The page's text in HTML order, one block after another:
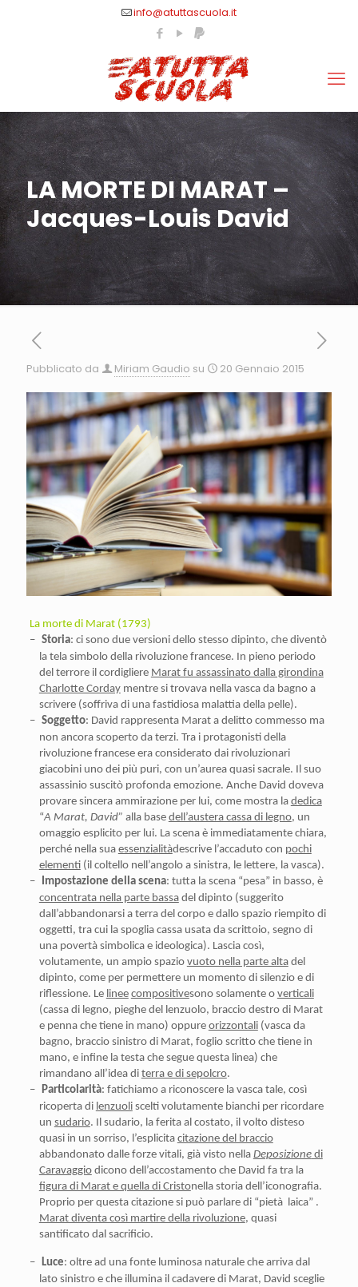
info@atuttascuola.it
LA MORTE DI MARAT –
Jacques-Louis David
Pubblicato da Miriam Gaudio su 20 Gennaio 2015
La morte di Marat (1793)
– Storia: ci sono due versioni dello stesso dipinto, che diventò
la tela simbolo della rivoluzione francese. In pieno periodo
del terrore il cordigliere Marat fu assassinato dalla girondina
Charlotte Cordaymentre si trovava nella vasca da bagno a
scrivere (soffriva di una fastidiosa malattia della pelle).
– Soggetto: David rappresenta Marat a delitto commesso ma
non ancora scoperto da terzi. Tra i protagonisti della
rivoluzione francese era considerato dai rivoluzionari
giacobini uno dei più puri, con un’aurea quasi sacrale. Il suo
assassinio suscitò profonda emozione. Anche David doveva
provare sincera ammirazione per lui, come mostra la dedica
“A Marat, David” alla base dell’austera cassa di legno, un
omaggio esplicito per lui. La scena è immediatamente chiara,
perché nella sua essenzialitàdescrive l’accaduto con pochi
elementi(il coltello nell’angolo a sinistra, le lettere, la vasca).
–
Impostazione della scena: tutta la scena “pesa” in basso, è
concentrata nella parte bassadel dipinto (suggerito
dall’abbandonarsi a terra del corpo e dallo spazio riempito di
oggetti, tra cui la spoglia cassa usata da scrittoio, segno di
una povertà simbolica e ideologica). Lascia così,
volutamente, un ampio spazio vuoto nella parte altadel
dipinto, come per permettere un momento di silenzio e di
riflessione. Le linee compositivesono solamente o verticali
(cassa di legno, pieghe del lenzuolo, braccio destro di Marat
e penna che tiene in mano) oppure orizzontali(vasca da
bagno, braccio sinistro di Marat, foglio scritto che tiene in
mano, e infine la testa che segue questa linea) che
rimandano all’idea di terra e di sepolcro.
–
Particolarità: fatichiamo a riconoscere la vasca tale, così
ricoperta di lenzuoliscelti volutamente bianchi per ricordare
un sudario. Il sudario, la ferita al costato, il volto disteso
quasi in un sorriso, l’esplicita citazione del braccio
abbandonato dalle forze vitali, già visto nella Deposizionedi
Caravaggiodicono dell’accostamento che David fa tra la
figura di Marat e quella di Cristonella storia dell’iconografia.
Proprio per questa citazione si può parlare di “pietà laica” .
Marat diventa così martire della rivoluzione, quasi
santificato dal sacrificio.
– Luce: oltre ad una fonte luminosa naturale che arriva dal
lato sinistro e che illumina il cadavere di Marat, David sceglie